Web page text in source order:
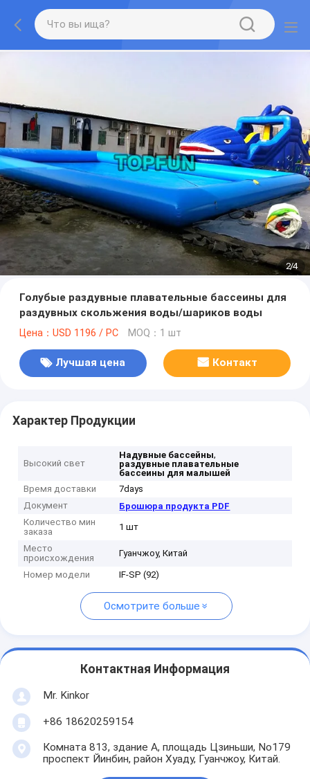
2/4
Голубые раздувные плавательные бассеины для
раздувных скольжения воды/шариков воды
Цена：USD 1196 / PC MOQ：1 шт
Лучшая цена Контакт
Характер Продукции
Высокий свет
Надувные бассейны,
раздувные плавательные
бассеины для малышей
Время доставки
7days
Документ
Брошюра продукта PDF
Количество мин
заказа
1 шт
Место
происхождения
Гуанчжоу, Китай
Номер модели IF-SP (92)
Осмотрите больше
Контактная Информация
Mr. Kinkor
+86 18620259154
Комната 813, здание А, площадь Цзиньши, No179
проспект Йинбин, район Хуаду, Гуанчжоу, Китай.